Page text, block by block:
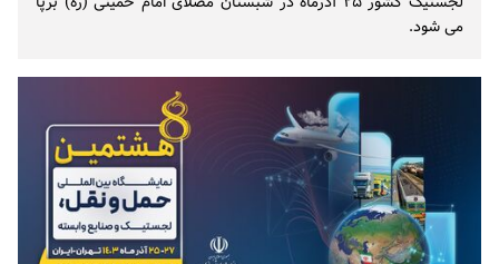
می شود.